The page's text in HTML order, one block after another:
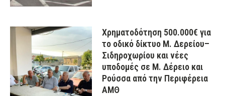
Χρηματοδότηση 500.000€ για
το οδικό δίκτυο Μ. Δερείου–
Σιδηροχωρίου και νέες
υποδομές σε Μ. Δέρειο και
Ρούσσα από την Περιφέρεια
ΑΜΘ